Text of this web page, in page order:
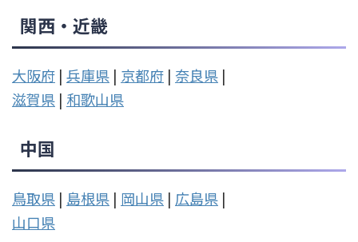
関西・近畿
大阪府 | 兵庫県 | 京都府 | 奈良県 |
滋賀県 | 和歌山県
中国
鳥取県 | 島根県 | 岡山県 | 広島県 |
山口県